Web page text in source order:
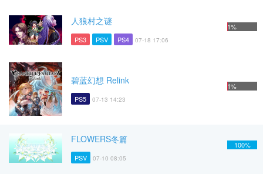
人狼村之谜
PS3 PSV PS4 07-18 17:06
1%
碧蓝幻想 Relink
PS5 07-13 14:23
1%
FLOWERS冬篇
PSV 07-10 08:05
100%